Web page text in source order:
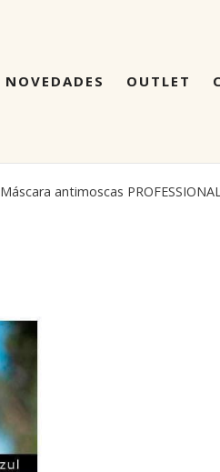
NOVEDADES OUTLET
Máscara antimoscas